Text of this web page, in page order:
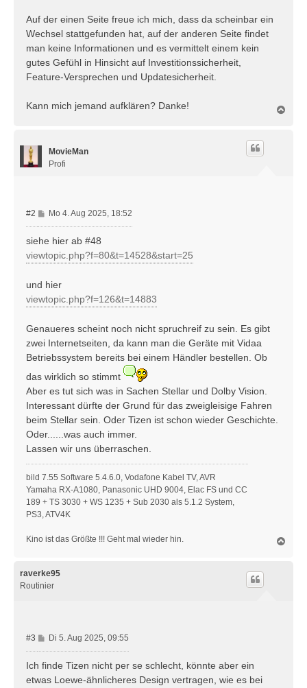
Auf der einen Seite freue ich mich, dass da scheinbar ein
Wechsel stattgefunden hat, auf der anderen Seite findet
man keine Informationen und es vermittelt einem kein
gutes Gefühl in Hinsicht auf Investitionssicherheit,
Feature-Versprechen und Updatesicherheit.
Kann mich jemand aufklären? Danke!
MovieMan
Profi
#2
B
e
i
r
g
Mo 4. Aug 2025, 18:52
siehe hier ab #48
viewtopic.php?f=80&t=14528&start=25
und hier
viewtopic.php?f=126&t=14883
Genaueres scheint noch nicht spruchreif zu sein. Es gibt
zwei Internetseiten, da kann man die Geräte mit Vidaa
Betriebssystem bereits bei einem Händler bestellen. Ob
das wirklich so stimmt
Aber es tut sich was in Sachen Stellar und Dolby Vision.
Interessant dürfte der Grund für das zweigleisige Fahren
beim Stellar sein. Oder Tizen ist schon wieder Geschichte.
Oder......was auch immer.
Lassen wir uns überraschen.
bild 7.55 Software 5.4.6.0, Vodafone Kabel TV, AVR
Yamaha RX-A1080, Panasonic UHD 9004, Elac FS und CC
189 + TS 3030 + WS 1235 + Sub 2030 als 5.1.2 System,
PS3, ATV4K
Kino ist das Größte !!! Geht mal wieder hin.
raverke95
Routinier
#3
B
e
i
Di 5. Aug 2025, 09:55
Ich finde Tizen nicht per se schlecht, könnte aber ein
etwas Loewe-ähnlicheres Design vertragen, wie es bei